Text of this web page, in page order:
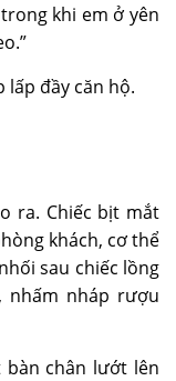
khi em ở yên
lấp đầy căn hộ.
ra. Chiếc bịt mắt
khách, cơ thể
sau chiếc lồng
nhấm nháp rượu
bàn chân lướt lên